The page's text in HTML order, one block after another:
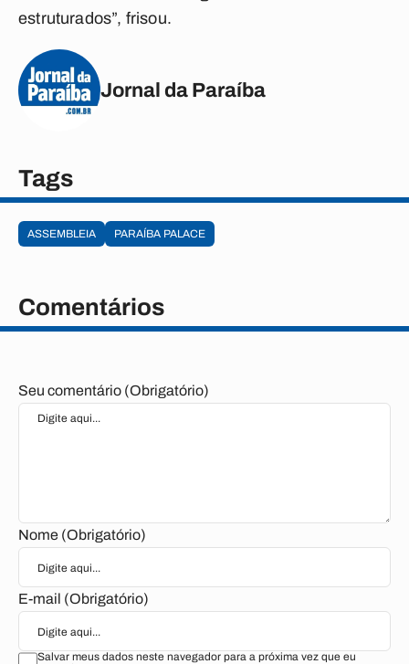
estruturados”, frisou.
Jornal da Paraíba
Tags
ASSEMBLEIA PARAÍBA PALACE
Comentários
Seu comentário (Obrigatório)
Nome (Obrigatório)
E-mail (Obrigatório)
Salvar meus dados neste navegador para a próxima vez que eu